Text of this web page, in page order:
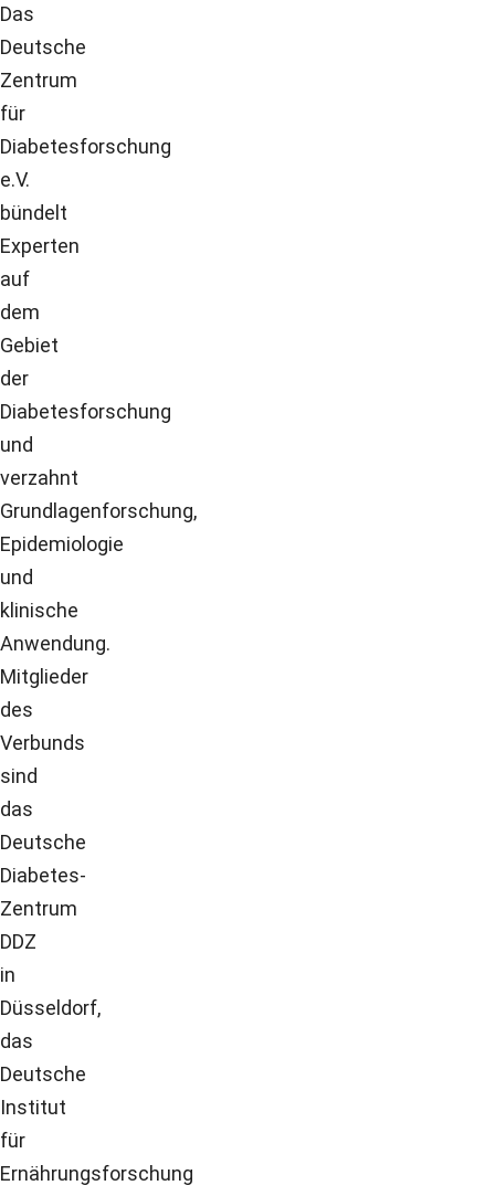
Das
Deutsche
Zentrum
für
Diabetesforschung
e.V.
bündelt
Experten
auf
dem
Gebiet
der
Diabetesforschung
und
verzahnt
Grundlagenforschung,
Epidemiologie
und
klinische
Anwendung.
Mitglieder
des
Verbunds
sind
das
Deutsche
Diabetes-
Zentrum
DDZ
in
Düsseldorf,
das
Deutsche
Institut
für
Ernährungsforschung